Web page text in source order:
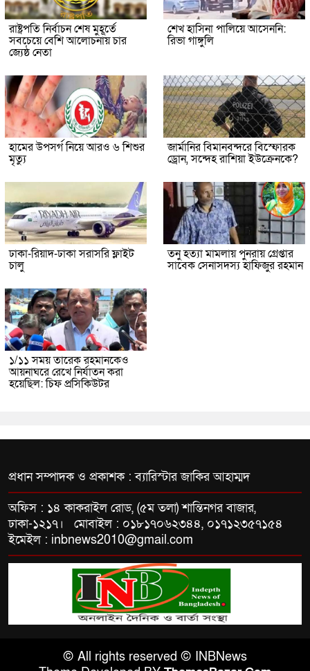
রাষ্ট্রপতি নির্বাচন শেষ মুহূর্তে
সবচেয়ে বেশি আলোচনায় চার
জ্যেষ্ঠ নেতা
শেখ হাসিনা পালিয়ে আসেননি:
রিভা গাঙ্গুলি
হামের উপসর্গ নিয়ে আরও ৬ শিশুর
মৃত্যু
জার্মানির বিমানবন্দরে বিস্ফোরক
ড্রোন, সন্দেহ রাশিয়া ইউক্রেনকে?
ঢাকা-রিয়াদ-ঢাকা সরাসরি ফ্লাইট
চালু
তনু হত্যা মামলায় পুনরায় গ্রেপ্তার
সাবেক সেনাসদস্য হাফিজুর রহমান
১/১১ সময় তারেক রহমানকেও
আয়নাঘরে রেখে নির্যাতন করা
হয়েছিল: চিফ প্রসিকিউটর
প্রধান সম্পাদক ও প্রকাশক : ব্যারিস্টার জাকির আহাম্মদ
অফিস : ১৪ কাকরাইল রোড, (৫ম তলা) শান্তিনগর বাজার,
ঢাকা-১২১৭। মোবাইল : ০১৮১৭০৬২৩৪৪, ০১৭১২৩৫৭১৫৪
ইমেইল : inbnews2010@gmail.com
© All rights reserved © INBNews